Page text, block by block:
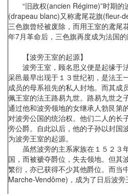
“旧政权(ancien Régime)”时期的
(drapeau blanc)又称鸢尾花旗(fleur-
三色旗曾经被废除，而用王室的鸢尾
年7月革命后，三色旗再度成为法国的
【波旁王室的起源】
波旁王室，顾名思义便是起缘于
采邑最早出现于１３世纪初，是法王
成员的母系祖先的私人封地。而其成
佩王室的法王路易九世。路易九世之
通过他和波旁领地的女继承人勃艮第
对波旁公国的统治权。他们二人的长
旁公爵。自此以后，他的子孙以封国
为波旁王室的起源。
虽然波旁的主系家族在１５２３
国，而被褫夺爵位，失去领地。但其
繁衍，亦已获得不少其他爵位。而当
Marche-Vendôme)，成为了日后波旁